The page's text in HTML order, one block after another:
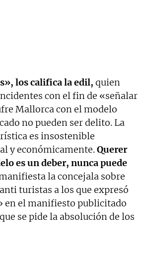
los califica la edil, quien
con el fin de «señalar
Mallorca con el modelo
no pueden ser delito. La
es insostenible
y económicamente.Querer
es un deber, nunca puede
la concejala sobre
turistas a los que expresó
en el manifiesto publicitado
se pide la absolución de los